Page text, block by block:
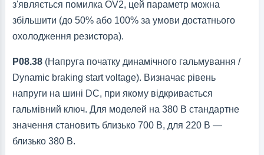
з'являється помилка OV2, цей параметр можна
збільшити (до 50% або 100% за умови достатнього
охолодження резистора).
P08.38(Напруга початку динамічного гальмування /
Dynamic braking start voltage). Визначає рівень
напруги на шині DC, при якому відкривається
гальмівний ключ. Для моделей на 380 В стандартне
значення становить близько 700 В, для 220 В —
близько 380 В.